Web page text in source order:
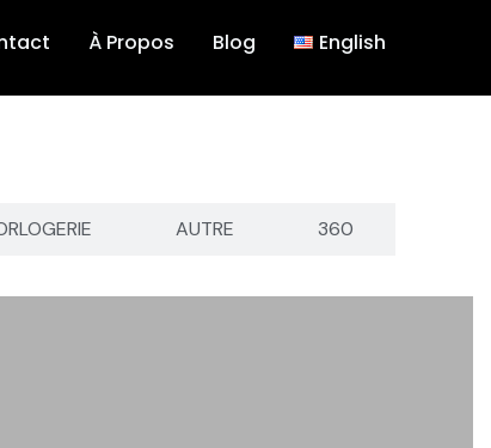
À Propos Blog English
AUTRE 360